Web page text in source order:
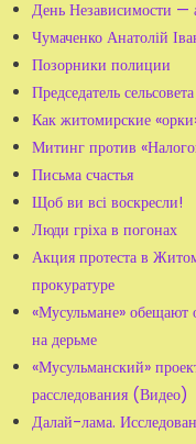
День Независимости —
Чумаченко Анатолій
Позорники полиции
Председатель
Как житомирские
Митинг против
Письма счастья
Щоб ви всі воскресли!
Люди гріха в погонах
Акция протеста в
прокуратуре
«Мусульмане» обещают
на дерьме
«Мусульманский»
расследования (Видео)
Далай-лама.